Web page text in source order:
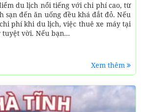
du lịch nổi tiếng với chi phí cao, từ
sạn đến ăn uống đều khá đắt đỏ. Nếu
phí khi du lịch, việc thuê xe máy tại
vời. Nếu bạn...
Xem thêm